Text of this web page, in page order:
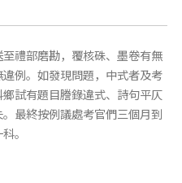
禮部磨勘，覆核硃、墨卷有無
例。如發現問題，中式者及考
試有題目謄錄違式、詩句平仄
最終按例議處考官們三個月到
。